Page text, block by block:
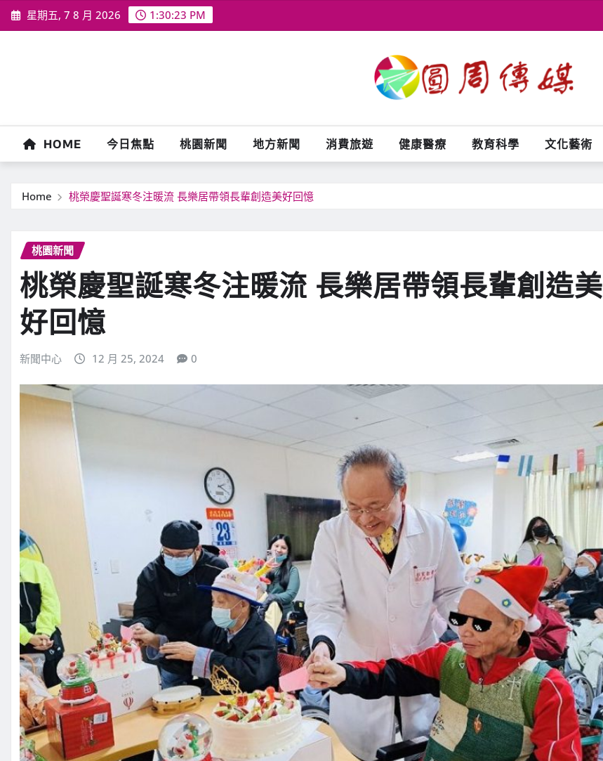
Skip
to
星期五, 7 8 月 2026 1:30:24 PM
HOME 今日焦點 桃園新聞 地方新聞 消費旅遊 健康醫療 教育科學 文化藝術
Home 桃榮慶聖誕寒冬注暖流 長樂居帶領長輩創造美好回憶
桃園新聞
桃榮慶聖誕寒冬注暖流 長樂居帶領長輩創造美
好回憶
新聞中心 12 月 25, 2024 0